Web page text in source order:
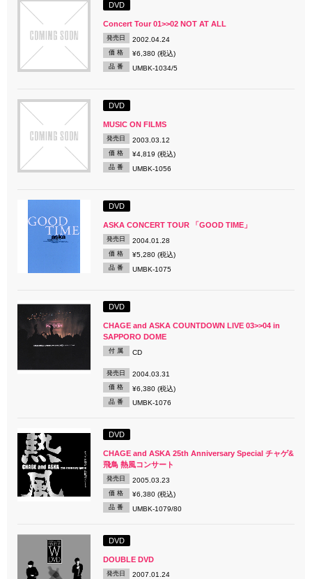
DVD
Concert Tour 01>>02 NOT AT ALL
発売日 2002.04.24
価 格 ¥6,380 (税込)
品 番 UMBK-1034/5
DVD
MUSIC ON FILMS
発売日 2003.03.12
価 格 ¥4,819 (税込)
品 番 UMBK-1056
DVD
ASKA CONCERT TOUR 「GOOD TIME」
発売日 2004.01.28
価 格 ¥5,280 (税込)
品 番 UMBK-1075
DVD
CHAGE and ASKA COUNTDOWN LIVE 03>>04 in
SAPPORO DOME
付 属 CD
発売日 2004.03.31
価 格 ¥6,380 (税込)
品 番 UMBK-1076
DVD
CHAGE and ASKA 25th Anniversary Special チャゲ&
飛鳥 熱風コンサート
発売日 2005.03.23
価 格 ¥6,380 (税込)
品 番 UMBK-1079/80
DVD
DOUBLE DVD
発売日 2007.01.24